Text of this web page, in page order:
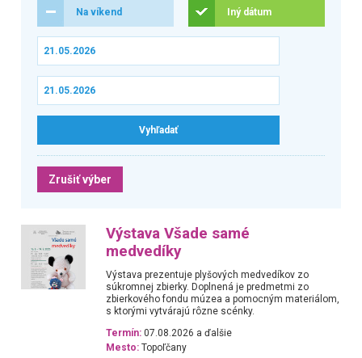
Na víkend Iný dátum
Zrušiť výber
Výstava Všade samé
medvedíky
Výstava prezentuje plyšových medvedíkov zo
súkromnej zbierky. Doplnená je predmetmi zo
zbierkového fondu múzea a pomocným materiálom,
s ktorými vytvárajú rôzne scénky.
Termín: 07.08.2026 a ďalšie
Mesto: Topoľčany